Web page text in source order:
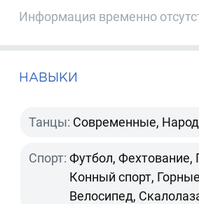
Информация временно
НАВЫКИ
Танцы: Современные,
Спорт: Футбол, Фехтование,
Конный спорт,
Велосипед,